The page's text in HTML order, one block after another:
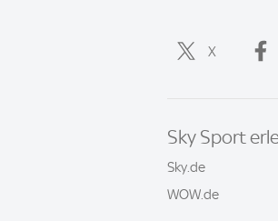
X
Sky Sport
Sky.de
WOW.de